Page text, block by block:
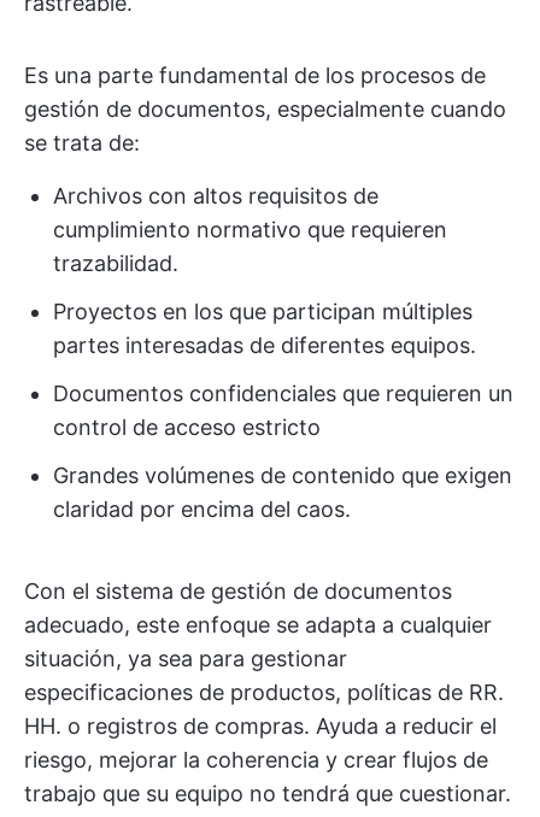
Es una parte fundamental de los procesos de
gestión de documentos, especialmente cuando
se trata de:
Archivos con altos requisitos de
cumplimiento normativo que requieren
trazabilidad.
Proyectos en los que participan múltiples
partes interesadas de diferentes equipos.
Documentos confidenciales que requieren un
control de acceso estricto
Grandes volúmenes de contenido que exigen
claridad por encima del caos.
Con el sistema de gestión de documentos
adecuado, este enfoque se adapta a cualquier
situación, ya sea para gestionar
especificaciones de productos, políticas de RR.
HH. o registros de compras. Ayuda a reducir el
riesgo, mejorar la coherencia y crear flujos de
trabajo que su equipo no tendrá que cuestionar.